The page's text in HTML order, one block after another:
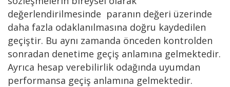
değerlendirilmesinde paranın değeri üzerinde
daha fazla odaklanılmasına doğru kaydedilen
geçiştir. Bu aynı zamanda önceden kontrolden
sonradan denetime geçiş anlamına gelmektedir.
Ayrıca hesap verebilirlik odağında uyumdan
performansa geçiş anlamına gelmektedir.